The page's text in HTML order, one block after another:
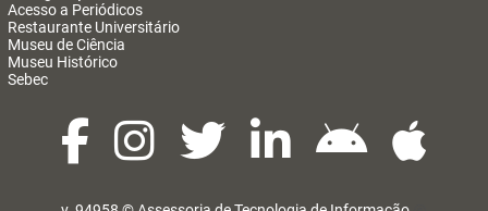
Acesso a Periódicos
Restaurante Universitário
Museu de Ciência
Museu Histórico
Sebec